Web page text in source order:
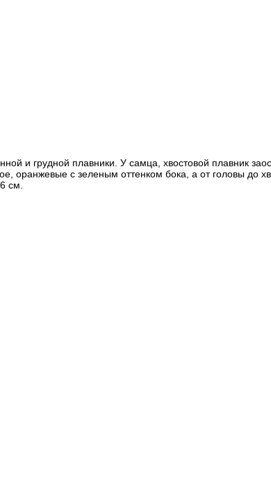
и грудной плавники. У самца , хвостовой плавник
с зеленым оттенком бока, а от головы до
см.